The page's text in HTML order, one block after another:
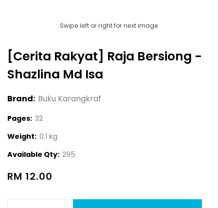
Swipe left or right for next image
[cerita Rakyat] Raja Bersiong -
Shazlina Md Isa
Brand: Buku Karangkraf
Pages: 32
Weight: 0.1 kg
Available Qty: 295
RM 12.00